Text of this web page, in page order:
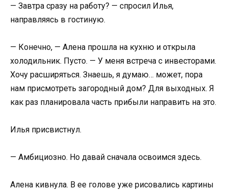
— Завтра сразу на работу? — спросил Илья,
направляясь в гостиную.
— Конечно, — Алена прошла на кухню и открыла
холодильник. Пусто. — У меня встреча с инвесторами.
Хочу расширяться. Знаешь, я думаю… может, пора
нам присмотреть загородный дом? Для выходных. Я
как раз планировала часть прибыли направить на это.
Илья присвистнул.
— Амбициозно. Но давай сначала освоимся здесь.
Алена кивнула. В ее голове уже рисовались картины